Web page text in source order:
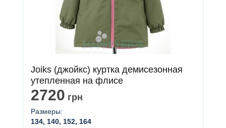
Joiks (джойкс) куртка демисезонная
утепленная на флисе
2720 грн
Размеры:
134, 140, 152, 164